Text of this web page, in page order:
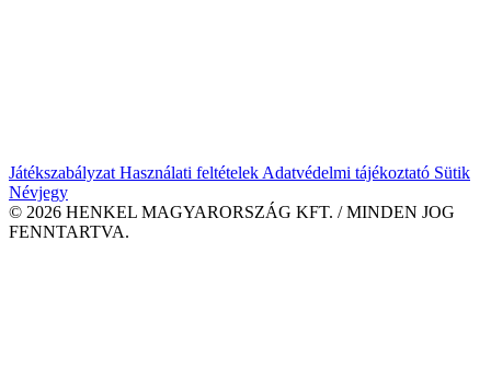
Játékszabályzat Használati feltételek Adatvédelmi tájékoztató Sütik
Névjegy
© 2026 HENKEL MAGYARORSZÁG KFT. / MINDEN JOG
FENNTARTVA.